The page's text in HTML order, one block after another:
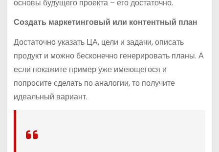
основы будущего проекта – его достаточно.
Создать маркетинговый или контентный план
Достаточно указать ЦА, цели и задачи, описать
продукт и можно бесконечно генерировать планы. А
если покажите пример уже имеющегося и
попросите сделать по аналогии, то получите
идеальный вариант.